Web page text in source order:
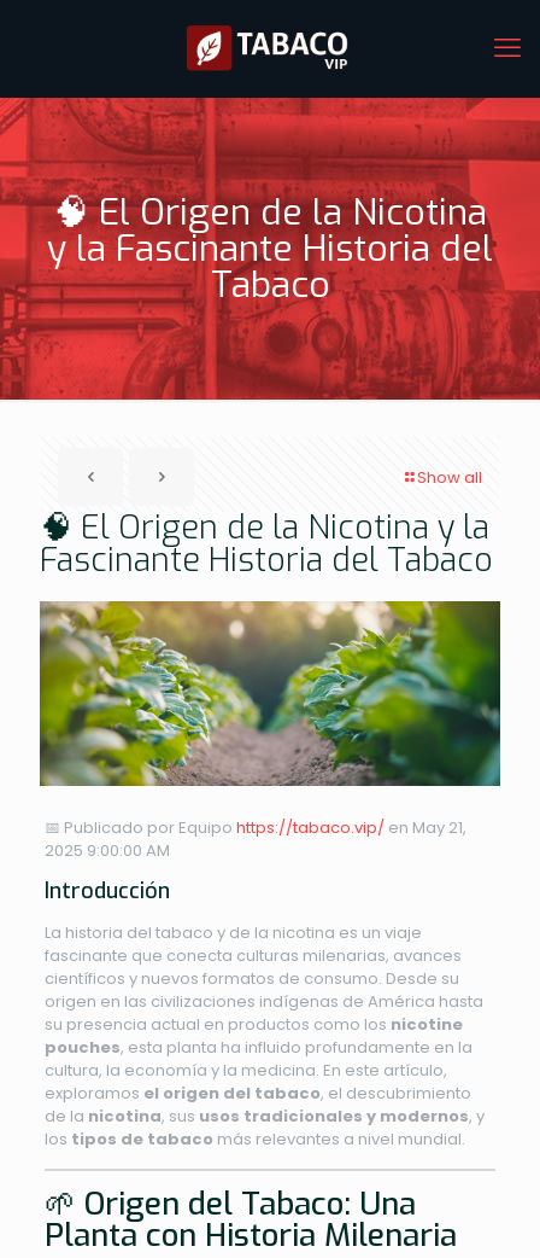
🧠 El Origen de la Nicotina
y la Fascinante Historia del
Tabaco
Show all
🧠 El Origen de la Nicotina y la
Fascinante Historia del Tabaco
📅 Publicado por Equipo https://tabaco.vip/en May 21,
2025 9:00:00 AM
Introducción
La historia del tabaco y de la nicotina es un viaje
fascinante que conecta culturas milenarias, avances
científicos y nuevos formatos de consumo. Desde su
origen en las civilizaciones indígenas de América hasta
su presencia actual en productos como los nicotine
pouches, esta planta ha influido profundamente en la
cultura, la economía y la medicina. En este artículo,
exploramos el origen del tabaco, el descubrimiento
de la nicotina, sus usos tradicionales y modernos, y
los tipos de tabaco más relevantes a nivel mundial.
🌱 Origen del Tabaco: Una
Planta con Historia Milenaria